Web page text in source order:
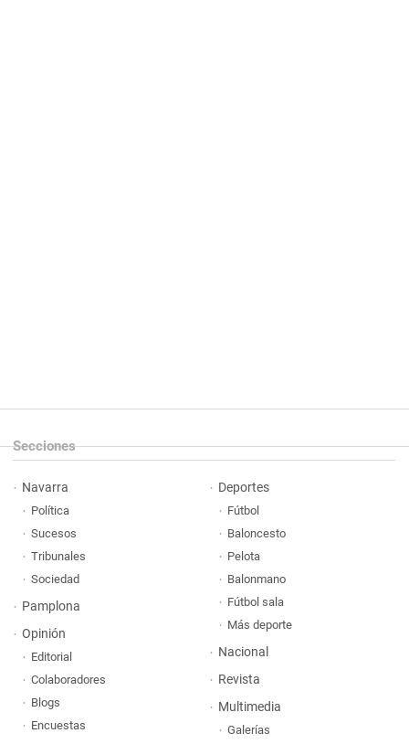
Secciones
Navarra
Política
Sucesos
Tribunales
Sociedad
Pamplona
Opinión
Editorial
Colaboradores
Blogs
Encuestas
Deportes
Fútbol
Baloncesto
Pelota
Balonmano
Fútbol sala
Más deporte
Nacional
Revista
Multimedia
Galerías